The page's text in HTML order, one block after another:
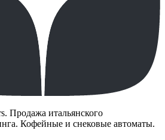
Продажа итальянского
Кофейные и снековые автоматы.